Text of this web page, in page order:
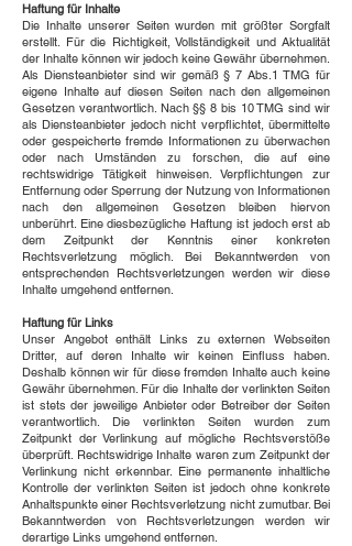
Haftung für Inhalte
Die Inhalte unserer Seiten wurden mit größter Sorgfalt
erstellt. Für die Richtigkeit, Vollständigkeit und Aktualität
der Inhalte können wir jedoch keine Gewähr übernehmen.
Als Diensteanbieter sind wir gemäß § 7 Abs.1 TMG für
eigene Inhalte auf diesen Seiten nach den allgemeinen
Gesetzen verantwortlich. Nach §§ 8 bis 10 TMG sind wir
als Diensteanbieter jedoch nicht verpflichtet, übermittelte
oder gespeicherte fremde Informationen zu überwachen
oder nach Umständen zu forschen, die auf eine
rechtswidrige Tätigkeit hinweisen. Verpflichtungen zur
Entfernung oder Sperrung der Nutzung von Informationen
nach den allgemeinen Gesetzen bleiben hiervon
unberührt. Eine diesbezügliche Haftung ist jedoch erst ab
dem Zeitpunkt der Kenntnis einer konkreten
Rechtsverletzung möglich. Bei Bekanntwerden von
entsprechenden Rechtsverletzungen werden wir diese
Inhalte umgehend entfernen.
Haftung für Links
Unser Angebot enthält Links zu externen Webseiten
Dritter, auf deren Inhalte wir keinen Einfluss haben.
Deshalb können wir für diese fremden Inhalte auch keine
Gewähr übernehmen. Für die Inhalte der verlinkten Seiten
ist stets der jeweilige Anbieter oder Betreiber der Seiten
verantwortlich. Die verlinkten Seiten wurden zum
Zeitpunkt der Verlinkung auf mögliche Rechtsverstöße
überprüft. Rechtswidrige Inhalte waren zum Zeitpunkt der
Verlinkung nicht erkennbar. Eine permanente inhaltliche
Kontrolle der verlinkten Seiten ist jedoch ohne konkrete
Anhaltspunkte einer Rechtsverletzung nicht zumutbar. Bei
Bekanntwerden von Rechtsverletzungen werden wir
derartige Links umgehend entfernen.